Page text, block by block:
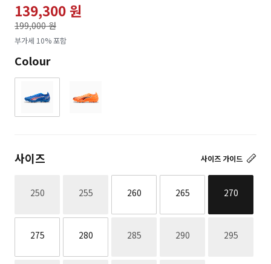
139,300 원
199,000 원
로
부가세 10% 포함
Colour
사이즈 가이드
사이즈
250재고없음 255재고없음 260 265 270
275 280 285재고없음 290재고없음 295재고없음